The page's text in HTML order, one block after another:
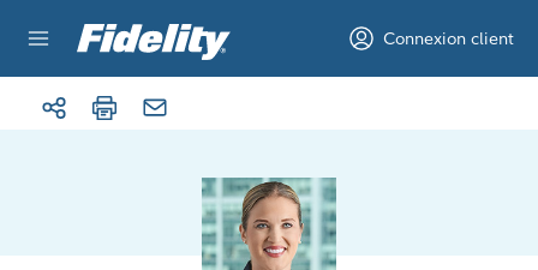
Connexion client